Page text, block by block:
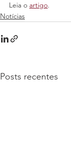
Leia o artigo.
Notícias
Posts recentes